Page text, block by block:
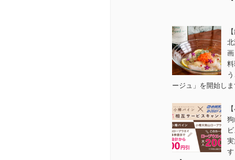
ージュ」を開始しま
実